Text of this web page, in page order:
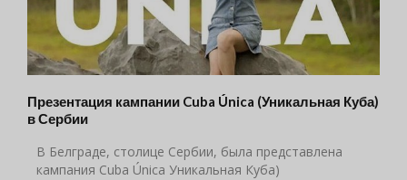
Презентация кампании Cuba Única (Уникальная Куба)
в Сербии
В Белграде, столице Сербии, была представлена
кампания Cuba Única Уникальная Куба)